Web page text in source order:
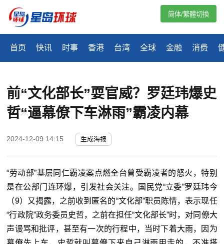
首页 快讯 时事 香港 台湾 全球 金融 消费
简体/繁體切換
前“文化部长”耍官威？罗廷玮爆史
哲“逼幕僚下车淋雨”霸凌内幕
2024-12-09 14:15 生成海报
“劳动部”基层同仁霸凌案点燃全台曾受霸凌者的怒火，特别
是在公部门连环爆，引发社会关注。国民党“立委”罗廷玮今
（9）又揭露，之前收到匿名的“文化部”职员陈情，表示现任
“行政院”政务委员史哲，之前在担任“文化部长”时，对同僚大
声谩骂和批评，甚至有一次的行程中，当时下着大雨，因为